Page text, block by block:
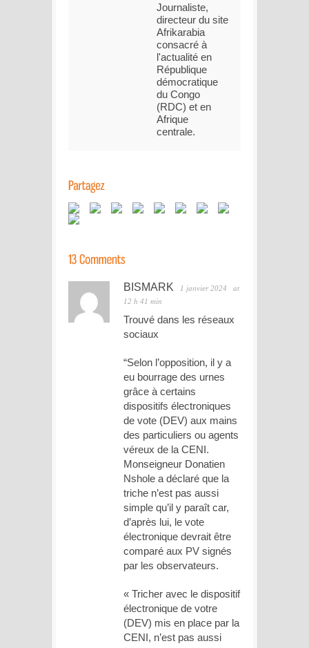
Journaliste,
directeur du site
Afrikarabia
consacré à
l'actualité en
République
démocratique
du Congo
(RDC) et en
Afrique
centrale.
BISMARK 1 janvier 2024
at
12 h 41 min
Trouvé dans les réseaux
sociaux
“Selon l’opposition, il y a
eu bourrage des urnes
grâce à certains
dispositifs électroniques
de vote (DEV) aux mains
des particuliers ou agents
véreux de la CENI.
Monseigneur Donatien
Nshole a déclaré que la
triche n’est pas aussi
simple qu’il y paraît car,
d’après lui, le vote
électronique devrait être
comparé aux PV signés
par les observateurs.
« Tricher avec le dispositif
électronique de votre
(DEV) mis en place par la
CENI, n’est pas aussi